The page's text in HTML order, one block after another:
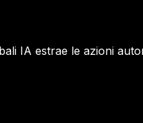
IA estrae le azioni